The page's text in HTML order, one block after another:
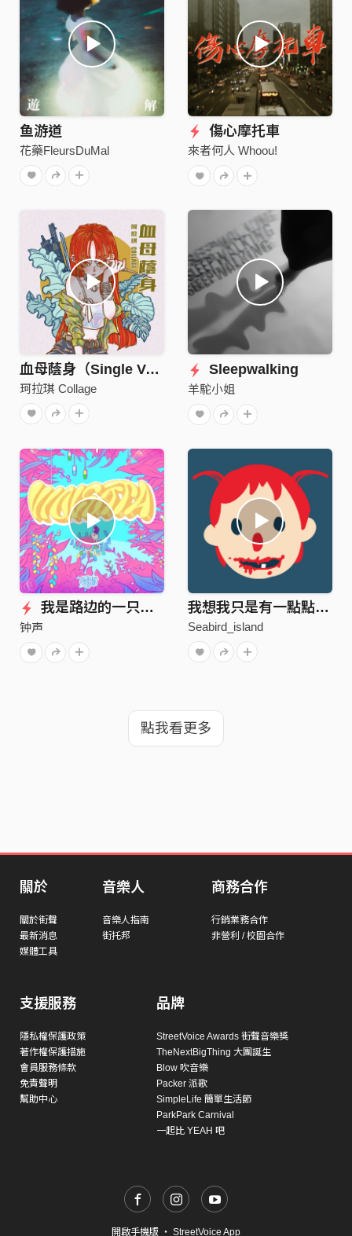
鱼游道
花藥FleursDuMal
傷心摩托車
來者何人 Whoou!
血母蔭身（Single Ver.）
珂拉琪 Collage
Sleepwalking
羊駝小姐
我是路边的一只猫咪
钟声
我想我只是有一點點想你
Seabird_island
點我看更多
關於
關於街聲
最新消息
媒體工具
音樂人
音樂人指南
街托邦
商務合作
行銷業務合作
非營利 / 校園合作
支援服務
隱私權保護政策
著作權保護措施
會員服務條款
免責聲明
幫助中心
品牌
StreetVoice Awards 街聲音樂獎
TheNextBigThing 大團誕生
Blow 吹音樂
Packer 派歌
SimpleLife 簡單生活節
ParkPark Carnival
一起比 YEAH 吧
開啟手機版 ・ StreetVoice App